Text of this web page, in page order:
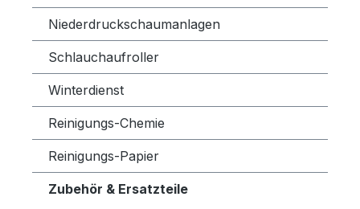
Niederdruckschaumanlagen
Schlauchaufroller
Winterdienst
Reinigungs-Chemie
Reinigungs-Papier
Zubehör & Ersatzteile